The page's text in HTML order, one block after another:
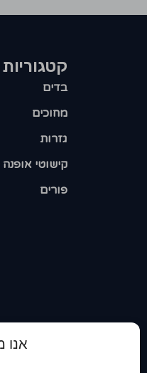
אנו
בדים
מחוכים
גזרות
קישוטי אופנה
פורים